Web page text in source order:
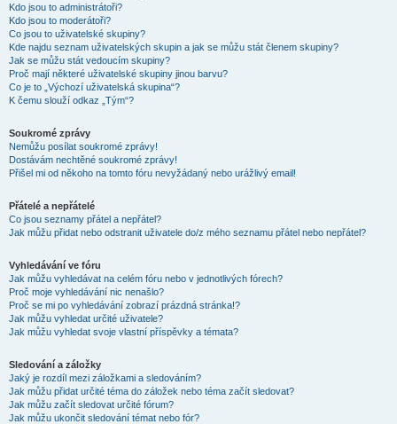
Kdo jsou to administrátoři?
Kdo jsou to moderátoři?
Co jsou to uživatelské skupiny?
Kde najdu seznam uživatelských skupin a jak se můžu stát členem skupiny?
Jak se můžu stát vedoucím skupiny?
Proč mají některé uživatelské skupiny jinou barvu?
Co je to „Výchozí uživatelská skupina“?
K čemu slouží odkaz „Tým“?
Soukromé zprávy
Nemůžu posílat soukromé zprávy!
Dostávám nechtěné soukromé zprávy!
Přišel mi od někoho na tomto fóru nevyžádaný nebo urážlivý email!
Přátelé a nepřátelé
Co jsou seznamy přátel a nepřátel?
Jak můžu přidat nebo odstranit uživatele do/z mého seznamu přátel nebo nepřátel?
Vyhledávání ve fóru
Jak můžu vyhledávat na celém fóru nebo v jednotlivých fórech?
Proč moje vyhledávání nic nenašlo?
Proč se mi po vyhledávání zobrazí prázdná stránka!?
Jak můžu vyhledat určité uživatele?
Jak můžu vyhledat svoje vlastní příspěvky a témata?
Sledování a záložky
Jaký je rozdíl mezi záložkami a sledováním?
Jak můžu přidat určité téma do záložek nebo téma začít sledovat?
Jak můžu začít sledovat určité fórum?
Jak můžu ukončit sledování témat nebo fór?